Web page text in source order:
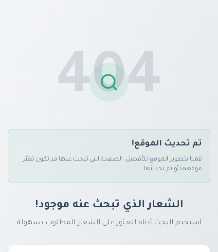
404
تم تحديث الموقع!
قمنا بتطوير الموقع للأفضل. الصفحة التي تبحث عنها قد تكون تغيّر
موقعها أو تم تحديثها.
الشعار الذي تبحث عنه موجود!
استخدم البحث أدناه للعثور على الشعار المطلوب بسهولة